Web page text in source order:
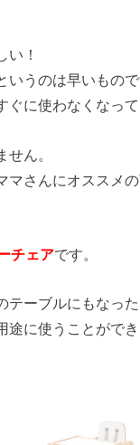
い！
うのは早いもの
に使わなくなって
ん。
マさんにオススメ
チェアです。
ーブルにもなっ
途に使うことがで